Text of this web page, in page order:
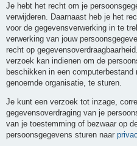
Je hebt het recht om je
verwijderen. Daarnaast heb je het
voor de gegevensverwerking in te
verwerking van jouw
recht op
verzoek kan indienen om de
beschikken in een computerbestand
genoemde organisatie, te sturen.
Je kunt een verzoek tot inzage,
gegevensoverdraging van je
van je toestemming of bezwaar op
persoonsgegevens sturen naar